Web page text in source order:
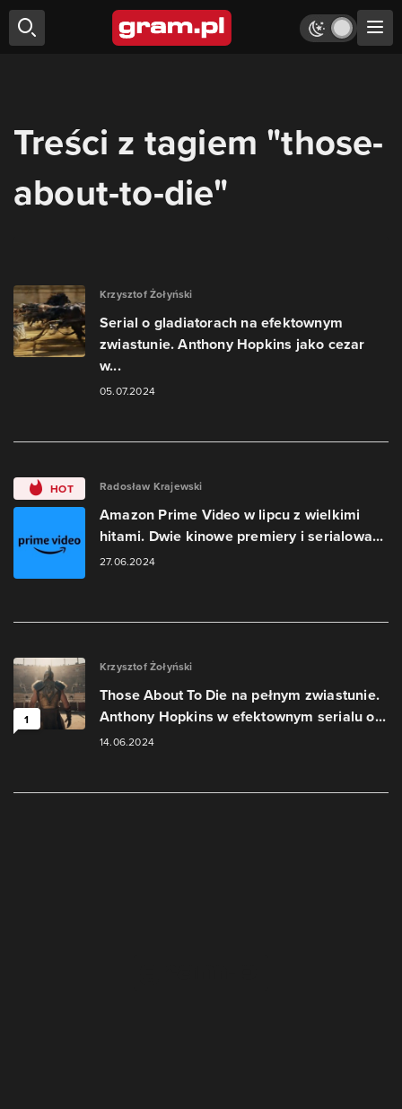
Treści z tagiem "those-
about-to-die"
Krzysztof Żołyński
Serial o gladiatorach na efektownym
zwiastunie. Anthony Hopkins jako cezar
w...
05.07.2024
HOT Radosław Krajewski
Amazon Prime Video w lipcu z wielkimi
hitami. Dwie kinowe premiery i serialowa...
27.06.2024
1
Krzysztof Żołyński
Those About To Die na pełnym zwiastunie.
Anthony Hopkins w efektownym serialu o...
14.06.2024